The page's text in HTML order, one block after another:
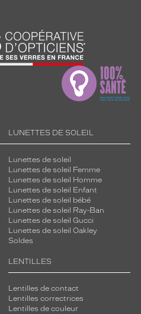
LUNETTES DE SOLEIL
Lunettes de soleil
Lunettes de soleil Femme
Lunettes de soleil Homme
Lunettes de soleil Enfant
Lunettes de soleil bébé
Lunettes de soleil Ray-Ban
Lunettes de soleil Gucci
Lunettes de soleil Oakley
Soldes
LENTILLES
Lentilles de contact
Lentilles correctrices
Lentilles de couleur